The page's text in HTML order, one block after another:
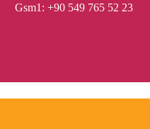
Gsm1: +90 549 765 52 23